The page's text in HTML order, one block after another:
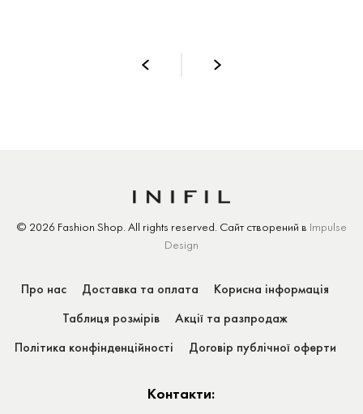
© 2026 Fashion Shop. All rights reserved. Сайт створений в
Impulse
Design
Про нас Доставка та оплата Корисна інформація
Таблиця розмірів Акції та разпродаж
Політика конфінденційності Договір публічної оферти
Контакти: